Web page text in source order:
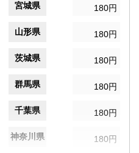
宮城県 180円
山形県 180円
茨城県 180円
群馬県 180円
千葉県 180円
神奈川県 180円